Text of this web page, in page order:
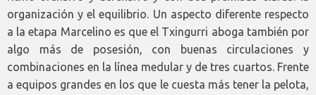
organización y el equilibrio. Un aspecto diferente respecto
a la etapa Marcelino es que el Txingurri aboga también por
algo más de posesión, con buenas circulaciones y
combinaciones en la línea medular y de tres cuartos. Frente
a equipos grandes en los que le cuesta más tener la pelota,